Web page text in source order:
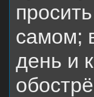
самом;
день и